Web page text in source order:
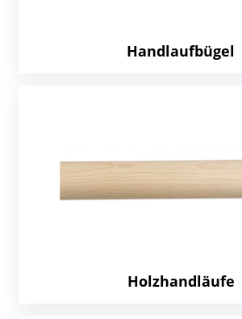
Handlaufbügel
Holzhandläufe